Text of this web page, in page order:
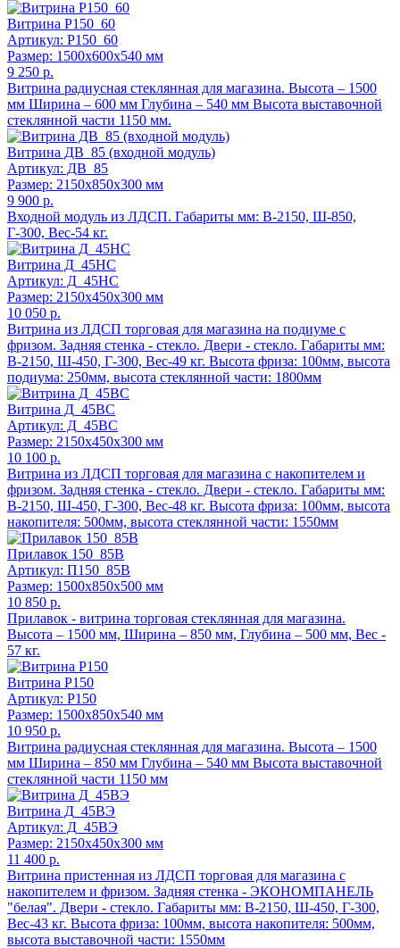
Витрина Р150_60
Артикул: Р150_60
Размер: 1500x600x540 мм
9 250 р.
Витрина радиусная стеклянная для магазина. Высота – 1500
мм Ширина – 600 мм Глубина – 540 мм Высота выставочной
стеклянной части 1150 мм.
Витрина ДВ_85 (входной модуль)
Артикул: ДВ_85
Размер: 2150x850x300 мм
9 900 р.
Входной модуль из ЛДСП. Габариты мм: В-2150, Ш-850,
Г-300, Вес-54 кг.
Витрина Д_45НС
Артикул: Д_45НС
Размер: 2150x450x300 мм
10 050 р.
Витрина из ЛДСП торговая для магазина на подиуме с
фризом. Задняя стенка - стекло. Двери - стекло. Габариты мм:
В-2150, Ш-450, Г-300, Вес-49 кг. Высота фриза: 100мм, высота
подиума: 250мм, высота стеклянной части: 1800мм
Витрина Д_45ВС
Артикул: Д_45ВС
Размер: 2150x450x300 мм
10 100 р.
Витрина из ЛДСП торговая для магазина с накопителем и
фризом. Задняя стенка - стекло. Двери - стекло. Габариты мм:
В-2150, Ш-450, Г-300, Вес-48 кг. Высота фриза: 100мм, высота
накопителя: 500мм, высота стеклянной части: 1550мм
Прилавок 150_85В
Артикул: П150_85В
Размер: 1500x850x500 мм
10 850 р.
Прилавок - витрина торговая стеклянная для магазина.
Высота – 1500 мм, Ширина – 850 мм, Глубина – 500 мм, Вес -
57 кг.
Витрина Р150
Артикул: Р150
Размер: 1500x850x540 мм
10 950 р.
Витрина радиусная стеклянная для магазина. Высота – 1500
мм Ширина – 850 мм Глубина – 540 мм Высота выставочной
стеклянной части 1150 мм
Витрина Д_45ВЭ
Артикул: Д_45ВЭ
Размер: 2150x450x300 мм
11 400 р.
Витрина пристенная из ЛДСП торговая для магазина с
накопителем и фризом. Задняя стенка - ЭКОНОМПАНЕЛЬ
"белая". Двери - стекло. Габариты мм: В-2150, Ш-450, Г-300,
Вес-43 кг. Высота фриза: 100мм, высота накопителя: 500мм,
высота выставочной части: 1550мм